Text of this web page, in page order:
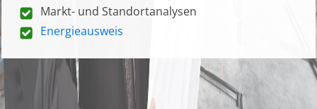
Markt- und Standortanalysen
Energieausweis